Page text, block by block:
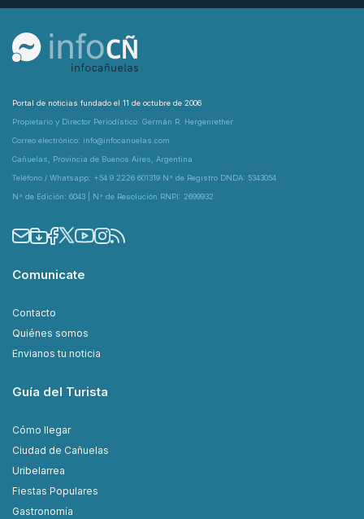
Portal de noticias fundado el 11 de octubre de 2006
Propietario y Director Periodístico: Germán R. Hergenrether
Correo electrónico: info@infocanuelas.com
Cañuelas, Provincia de Buenos Aires, Argentina
Teléfono / Whatsapp: +54 9 2226 601319 N° de Registro DNDA: 5343054
N° de Edición: 6043 | N° de Resolución RNPI: 2699932
Comunicate
Contacto
Quiénes somos
Envianos tu noticia
Guía del Turista
Cómo llegar
Ciudad de Cañuelas
Uribelarrea
Fiestas Populares
Gastronomía